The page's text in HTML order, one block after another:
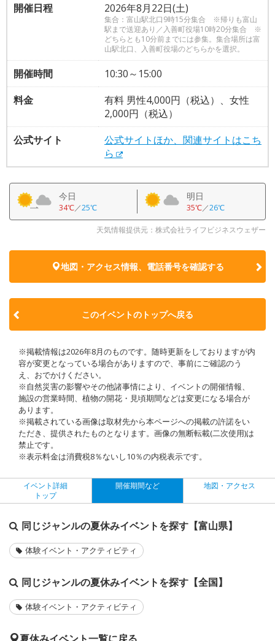
開催日程
2026年8月22日(土)
集合：富山駅北口9時15分集合 ※帰りも富山
駅まで送迎あり／入善町役場10時20分集合 ※
どちらとも10分前までには参集。集合場所は富
山駅北口、入善町役場のどちらかを選択。
開催時間
10:30～15:00
料金
有料 男性4,000円（税込）、女性
2,000円（税込）
公式サイト
公式サイトほか、関連サイトはこち
ら
今日
34℃／25℃
明日
35℃／26℃
天気情報提供元：株式会社ライフビジネスウェザー
地図・アクセス情報、電話番号を確認する
このイベントのトップへ戻る
※掲載情報は2026年8月のものです。随時更新をしておりますが内
容が変更となっている場合がありますので、事前にご確認のう
え、おでかけください。
※自然災害の影響やその他諸事情により、イベントの開催情報、
施設の営業時間、植物の開花・見頃期間などは変更になる場合が
あります。
※掲載されている画像は取材先から本ページへの掲載の許諾をい
ただき、提供されたものとなります。画像の無断転載(二次使用)は
禁止です。
※表示料金は消費税8％ないし10％の内税表示です。
イベント詳細
トップ
開催期間など 地図・アクセス
同じジャンルの夏休みイベントを探す【富山県】
体験イベント・アクティビティ
同じジャンルの夏休みイベントを探す【全国】
体験イベント・アクティビティ